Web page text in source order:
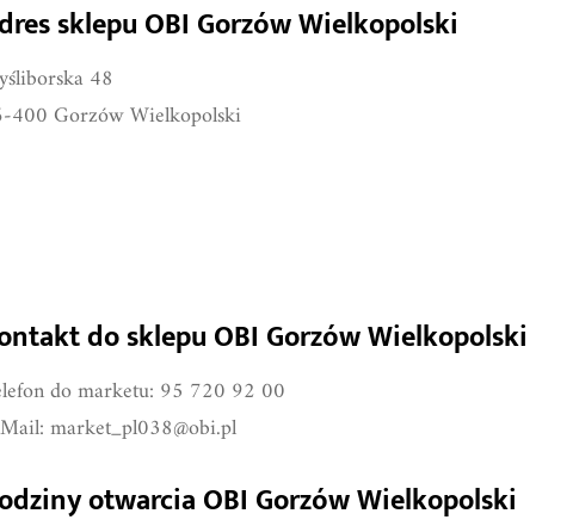
Gorzów Wielkopolski
sklepu OBI Gorzów Wielkopolski
48
400 Gorzów Wielkopolski
do sklepu OBI Gorzów Wielkopolski
do marketu: 95 720 92 00
market_pl038@obi.pl
otwarcia OBI Gorzów Wielkopolski